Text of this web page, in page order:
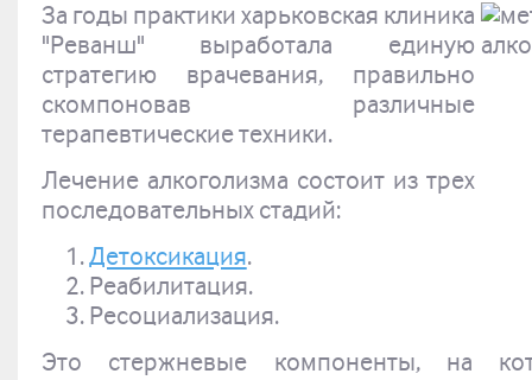
За годы практики харьковская клиника
"Реванш" выработала единую
стратегию врачевания, правильно
скомпоновав различные
терапевтические техники.
Лечение алкоголизма состоит из трех
последовательных стадий:
Детоксикация.
Реабилитация.
Ресоциализация.
Это стержневые компоненты, на